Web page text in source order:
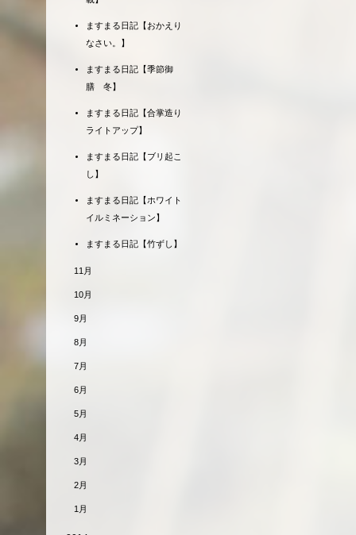
ますまる日記【おかえり
なさい。】
ますまる日記【季節御
膳 冬】
ますまる日記【合掌造り
ライトアップ】
ますまる日記【ブリ起こ
し】
ますまる日記【ホワイト
イルミネーション】
ますまる日記【竹ずし】
11月
10月
9月
8月
7月
6月
5月
4月
3月
2月
1月